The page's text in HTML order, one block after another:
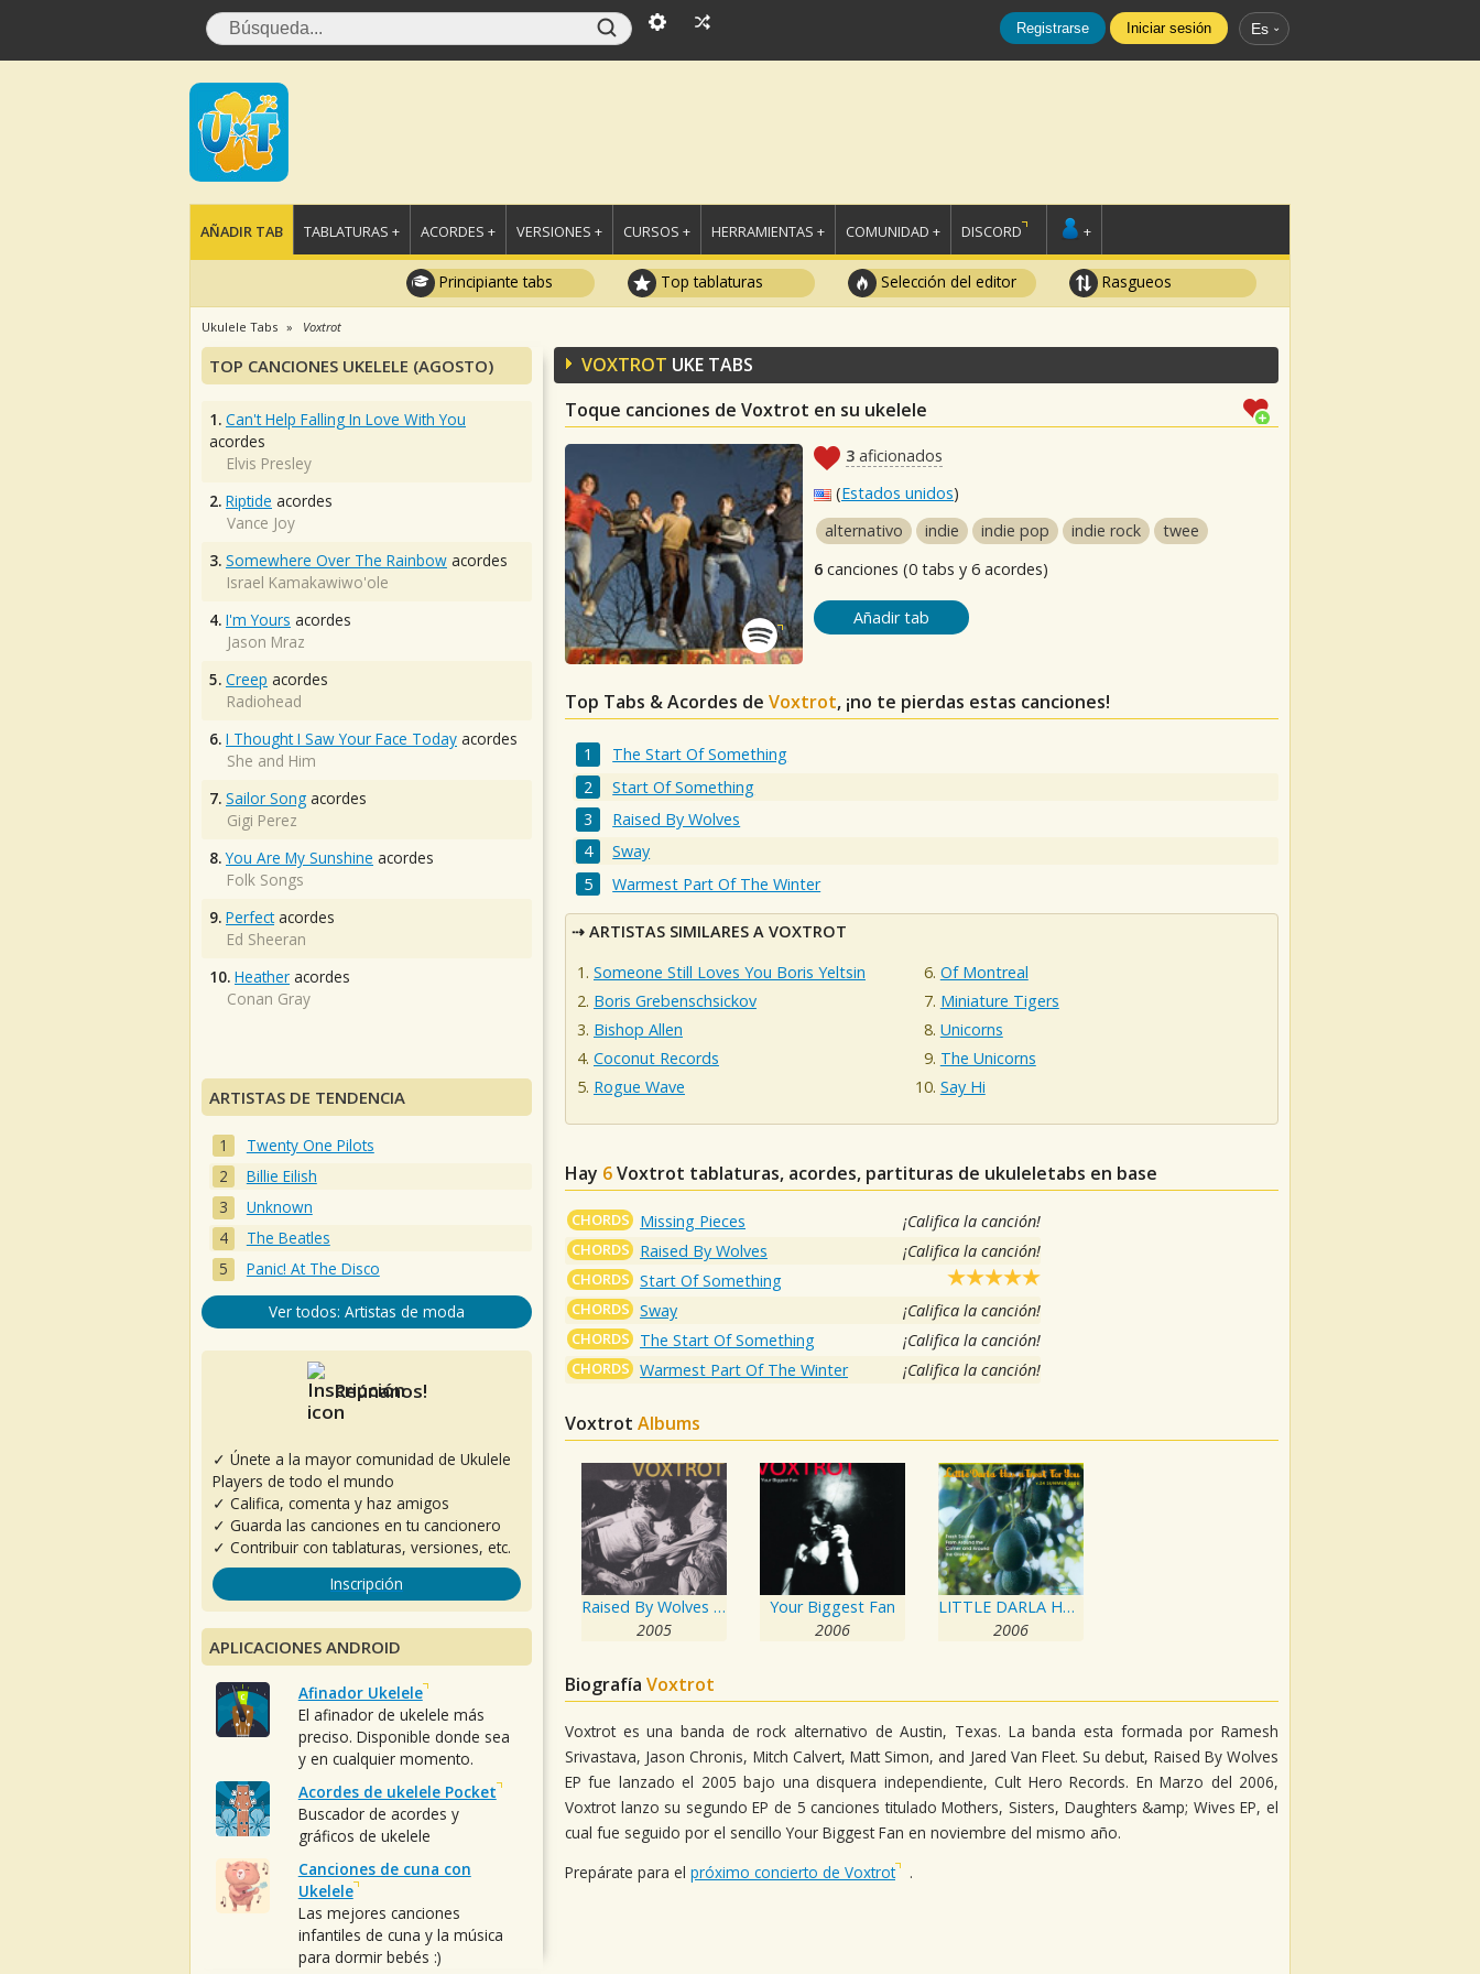
Registrarse Iniciar sesión Es
AÑADIR TAB TABLATURAS + ACORDES + VERSIONES + CURSOS + HERRAMIENTAS + COMUNIDAD + DISCORD +
Principiante tabs Top tablaturas Selección del editor Rasgueos
Ukulele Tabs Voxtrot
VOXTROT UKE TABS
Toque canciones de Voxtrot en su ukelele
3 aficionados
(Estados unidos)
alternativo
indie indie pop indie rock
twee
6 canciones (0 tabs y 6 acordes)
Añadir tab
Top Tabs & Acordes de Voxtrot, ¡no te pierdas estas canciones!
The Start Of Something
Start Of Something
Raised By Wolves
Sway
Warmest Part Of The Winter
ARTISTAS SIMILARES A VOXTROT
Someone Still Loves You Boris Yeltsin
Boris Grebenschsickov
Bishop Allen
Coconut Records
Rogue Wave
Of Montreal
Miniature Tigers
Unicorns
The Unicorns
Say Hi
Hay 6Voxtrot tablaturas, acordes, partituras de ukuleletabs en base
CHORDS Missing Pieces ¡Califica la canción!
CHORDS Raised By Wolves ¡Califica la canción!
CHORDS Start Of Something
CHORDS Sway ¡Califica la canción!
CHORDS The Start Of Something ¡Califica la canción!
CHORDS Warmest Part Of The Winter ¡Califica la canción!
Voxtrot Albums
Raised By Wolves EP
2005
Your Biggest Fan
2006
LITTLE DARLA HAS A TREAT FOR YOU, v.24: Endless Summer edition
2006
Biografía Voxtrot
Voxtrot es una banda de rock alternativo de Austin, Texas. La banda esta formada por Ramesh
Srivastava, Jason Chronis, Mitch Calvert, Matt Simon, and Jared Van Fleet. Su debut, Raised By Wolves
EP fue lanzado el 2005 bajo una disquera independiente, Cult Hero Records. En Marzo del 2006,
Voxtrot lanzo su segundo EP de 5 canciones titulado Mothers, Sisters, Daughters &amp; Wives EP, el
cual fue seguido por el sencillo Your Biggest Fan en noviembre del mismo año.
Prepárate para el próximo concierto de Voxtrot .
TOP CANCIONES UKELELE (AGOSTO)
1. Can't Help Falling In Love With You
acordes
Elvis Presley
2. Riptide acordes
Vance Joy
3. Somewhere Over The Rainbow acordes
Israel Kamakawiwo'ole
4. I'm Yours acordes
Jason Mraz
5. Creep acordes
Radiohead
6. I Thought I Saw Your Face Today acordes
She and Him
7. Sailor Song acordes
Gigi Perez
8. You Are My Sunshine acordes
Folk Songs
9. Perfectacordes
Ed Sheeran
10. Heather acordes
Conan Gray
ARTISTAS DE TENDENCIA
Twenty One Pilots
Billie Eilish
Unknown
The Beatles
Panic! At The Disco
Ver todos: Artistas de moda
Reúnanos!
✓ Únete a la mayor comunidad de Ukulele
Players de todo el mundo
✓ Califica, comenta y haz amigos
✓ Guarda las canciones en tu cancionero
✓ Contribuir con tablaturas, versiones, etc.
Inscripción
APLICACIONES ANDROID
Afinador Ukelele
El afinador de ukelele más
preciso. Disponible donde sea
y en cualquier momento.
Acordes de ukelele Pocket
Buscador de acordes y
gráficos de ukelele
Canciones de cuna con
Ukelele
Las mejores canciones
infantiles de cuna y la música
para dormir bebés :)